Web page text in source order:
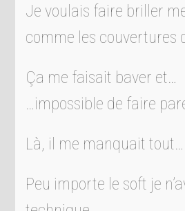
Je voulais faire briller
comme les couvertures
Ça me faisait baver et…
…impossible de faire
Là, il me manquait tout…
Peu importe le soft je